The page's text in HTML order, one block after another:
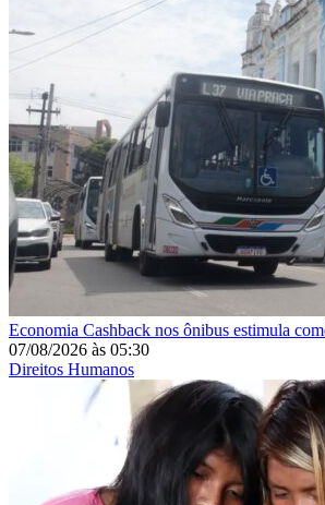
Economia Cashback nos ônibus estimula
07/08/2026 às 05:30
Direitos Humanos